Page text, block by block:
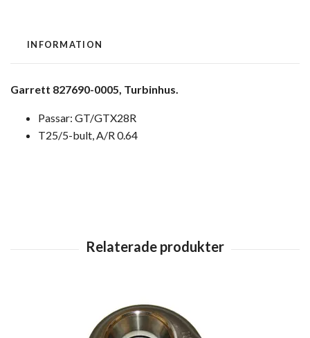
INFORMATION
Garrett 827690-0005, Turbinhus.
Passar: GT/GTX28R
T25/5-bult, A/R 0.64